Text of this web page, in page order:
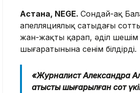
Астана, NEGE. Сондай-ақ
апелляциялық сатыдағы
жан-жақты қарап, әділ шешім
шығаратынына сенім білдірді.
«Журналист Александра
қатысты шығарылған сот